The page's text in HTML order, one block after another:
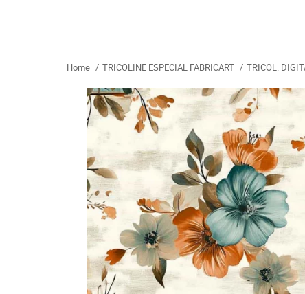
Home TRICOLINE ESPECIAL FABRICART TRICOL.